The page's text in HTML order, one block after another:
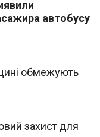
автобусу
обмежують
захист для